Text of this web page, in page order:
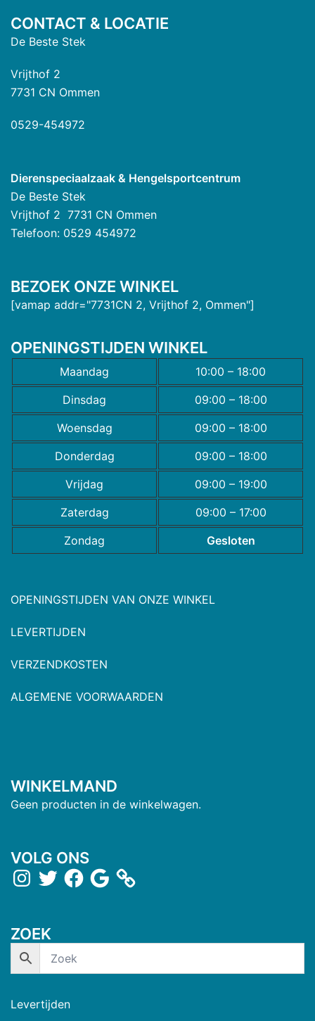
CONTACT & LOCATIE
De Beste Stek
Vrijthof 2
7731 CN Ommen
0529-454972
Dierenspeciaalzaak & Hengelsportcentrum
De Beste Stek
Vrijthof 2 7731 CN Ommen
Telefoon: 0529 454972
BEZOEK ONZE WINKEL
[vamap addr="7731CN 2, Vrijthof 2, Ommen"]
OPENINGSTIJDEN WINKEL
Maandag
10:00 – 18:00
Dinsdag
09:00 – 18:00
Woensdag
09:00 – 18:00
Donderdag
09:00 – 18:00
Vrijdag
09:00 – 19:00
Zaterdag
09:00 – 17:00
Zondag
Gesloten
OPENINGSTIJDEN VAN ONZE WINKEL
LEVERTIJDEN
VERZENDKOSTEN
ALGEMENE VOORWAARDEN
WINKELMAND
Geen producten in de winkelwagen.
VOLG ONS
ZOEK
Levertijden